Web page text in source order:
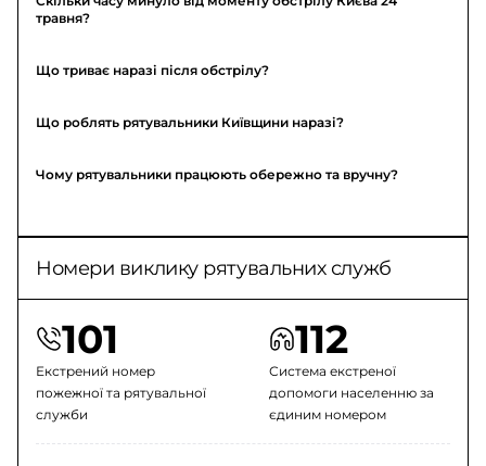
травня?
Що триває наразі після обстрілу?
Що роблять рятувальники Київщини наразі?
Чому рятувальники працюють обережно та вручну?
Номери виклику рятувальних служб
101
Екстрений номер
пожежної та рятувальної
служби
112
Система екстреної
допомоги населенню за
єдиним номером